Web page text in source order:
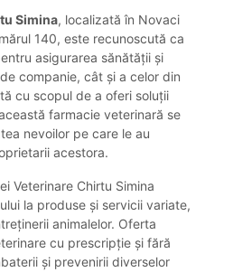
Simina, localizată în Novaci
140, este recunoscută ca
asigurarea sănătății și
companie, cât și a celor din
cu scopul de a oferi soluții
farmacie veterinară se
nevoilor pe care le au
acestora.
Veterinare Chirtu Simina
la produse și servicii variate,
animalelor. Oferta
cu prescripție și fără
și prevenirii diverselor